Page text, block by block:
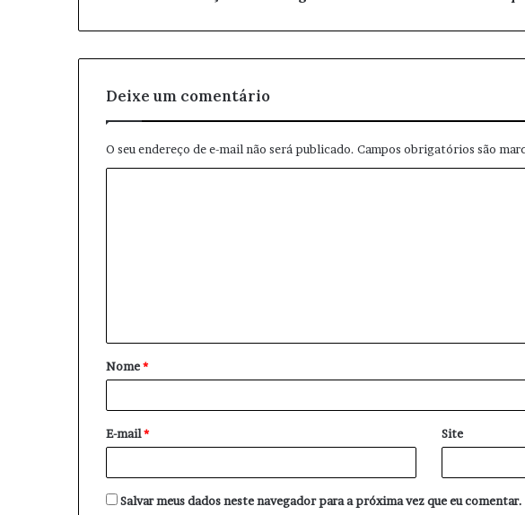
m
lDeixe um comentário
O seu endereço de e-mail não será publicado. Campos obrigatórios são
á
r
*
Nome*
E-mail* Site
Salvar meus dados neste navegador para a próxima vez que eu comentar.